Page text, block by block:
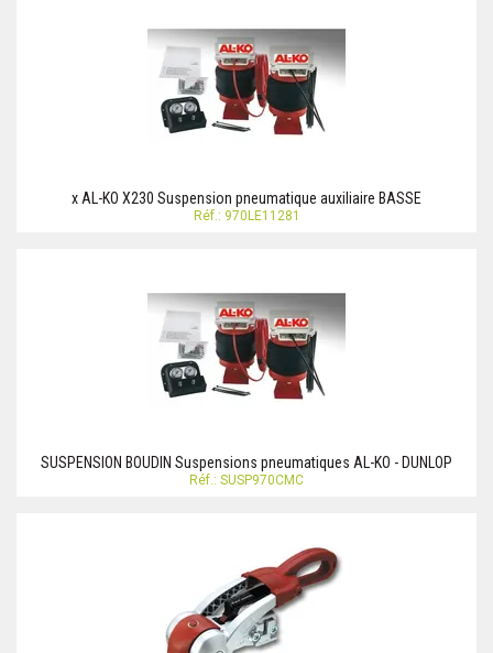
x AL-KO X230 Suspension pneumatique auxiliaire BASSE
Réf.: 970LE11281
SUSPENSION BOUDIN Suspensions pneumatiques AL-KO - DUNLOP
Réf.: SUSP970CMC